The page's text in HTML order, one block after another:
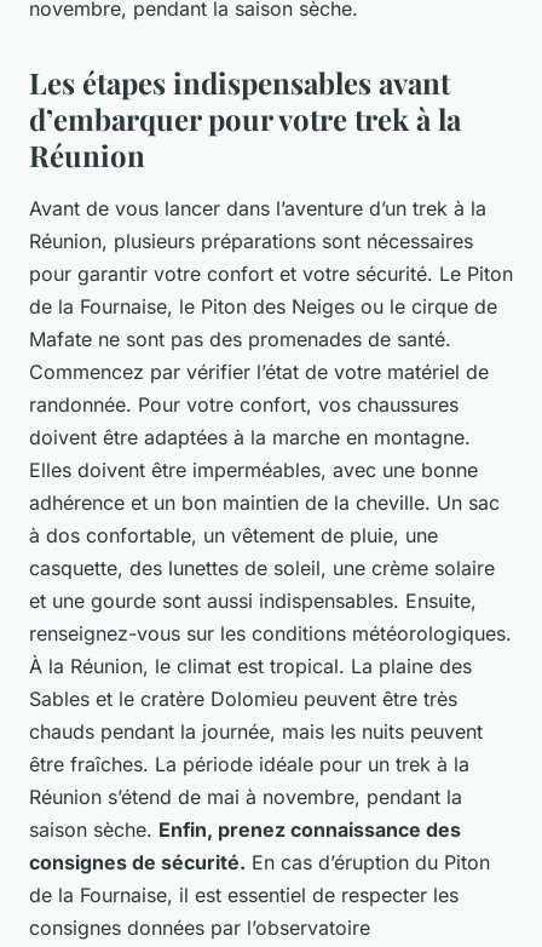
novembre, pendant la saison sèche.
Les étapes indispensables avant
d’embarquer pour votre trek à la
Réunion
Avant de vous lancer dans l’aventure d’un trek à la
Réunion, plusieurs préparations sont nécessaires
pour garantir votre confort et votre sécurité. Le Piton
de la Fournaise, le Piton des Neiges ou le cirque de
Mafate ne sont pas des promenades de santé.
Commencez par vérifier l’état de votre matériel de
randonnée. Pour votre confort, vos chaussures
doivent être adaptées à la marche en montagne.
Elles doivent être imperméables, avec une bonne
adhérence et un bon maintien de la cheville. Un sac
à dos confortable, un vêtement de pluie, une
casquette, des lunettes de soleil, une crème solaire
et une gourde sont aussi indispensables. Ensuite,
renseignez-vous sur les conditions météorologiques.
À la Réunion, le climat est tropical. La plaine des
Sables et le cratère Dolomieu peuvent être très
chauds pendant la journée, mais les nuits peuvent
être fraîches. La période idéale pour un trek à la
Réunion s’étend de mai à novembre, pendant la
saison sèche. Enfin, prenez connaissance des
consignes de sécurité. En cas d’éruption du Piton
de la Fournaise, il est essentiel de respecter les
consignes données par l’observatoire